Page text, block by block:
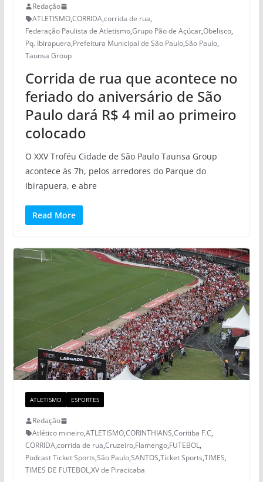
Redação
ATLETISMO,CORRIDA,corrida de rua,
Federação Paulista de Atletismo,Grupo Pão de Açúcar,Obelisco,
Pq. Ibirapuera,Prefeitura Municipal de São Paulo,São Paulo,
Taunsa Group
Corrida de rua que acontece no
feriado do aniversário de São
Paulo dará R$ 4 mil ao primeiro
colocado
O XXV Troféu Cidade de São Paulo Taunsa Group
acontece às 7h, pelos arredores do Parque do
Ibirapuera, e abre
Read More
ATLETISMO ESPORTES
Redação
Atlético mineiro,ATLETISMO,CORINTHIANS,Coritiba F.C,
CORRIDA,corrida de rua,Cruzeiro,Flamengo,FUTEBOL,
Podcast Ticket Sports,São Paulo,SANTOS,Ticket Sports,TIMES,
TIMES DE FUTEBOL,XV de Piracicaba